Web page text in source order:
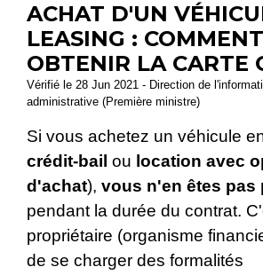
ACHAT D'UN
LEASING : COMMENT
OBTENIR LA CARTE
Vérifié le 28 Jun 2021 - Direction de
administrative (Première ministre)
Si vous achetez un véhicule
crédit-bail ou location avec
d'achat), vous n'en êtes pas
pendant la durée du contrat.
propriétaire (organisme
de se charger des formalités